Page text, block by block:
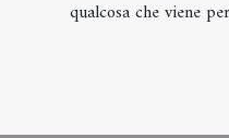
qualcosa che viene